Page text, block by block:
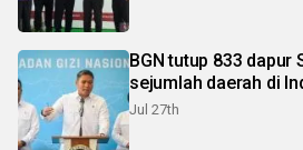
BGN tutup 833 dapur
sejumlah daerah di
Jul 27th